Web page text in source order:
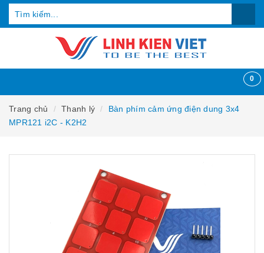
0
Trang chủ Thanh lý
Bàn phím cảm ứng điện dung 3x4
MPR121 i2C - K2H2